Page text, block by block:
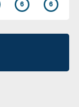
6 6